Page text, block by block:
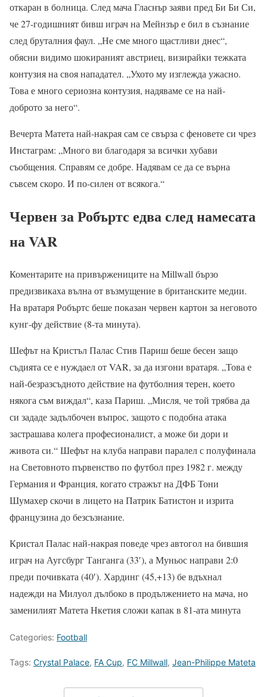
откаран в болница. След мача Гласнър заяви пред Би Би Си,
че 27-годишният бивш играч на Мейнзър е бил в съзнание
след бруталния фаул. „Не сме много щастливи днес“,
обясни видимо шокираният австриец, визирайки тежката
контузия на своя нападател. „Ухото му изглежда ужасно.
Това е много сериозна контузия, надяваме се на най-
доброто за него“.
Вечерта Матета най-накрая сам се свърза с феновете си чрез
Инстаграм: „Много ви благодаря за всички хубави
съобщения. Справям се добре. Надявам се да се върна
съвсем скоро. И по-силен от всякога.“
Червен за Робъртс едва след намесата
на VAR
Коментарите на привържениците на Millwall бързо
предизвикаха вълна от възмущение в британските медии.
На вратаря Робъртс беше показан червен картон за неговото
кунг-фу действие (8-та минута).
Шефът на Кристъл Палас Стив Париш беше бесен защо
съдията се е нуждаел от VAR, за да изгони вратаря. „Това е
най-безразсъдното действие на футболния терен, което
някога съм виждал“, каза Париш. „Мисля, че той трябва да
си зададе задълбочен въпрос, защото с подобна атака
застрашава колега професионалист, а може би дори и
живота си.“ Шефът на клуба направи паралел с полуфинала
на Световното първенство по футбол през 1982 г. между
Германия и Франция, когато стражът на ДФБ Тони
Шумахер скочи в лицето на Патрик Батистон и изрита
французина до безсъзнание.
Кристал Палас най-накрая поведе чрез автогол на бившия
играч на Аугсбург Танганга (33′), а Муньос направи 2:0
преди почивката (40′). Хардинг (45,+13) бе вдъхнал
надежди на Милуол дълбоко в продължението на мача, но
заменилият Матета Нкетия сложи капак в 81-ата минута
Categories: Football
Tags: Crystal Palace, FA Cup, FC Millwall, Jean-Philippe Mateta